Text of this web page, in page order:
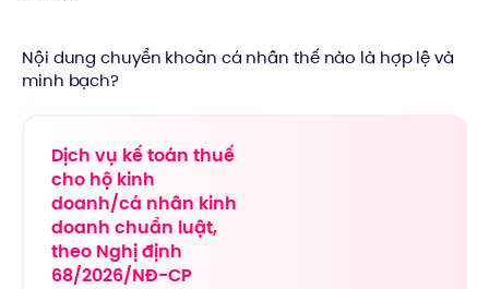
Nội dung chuyển khoản cá nhân thế nào là hợp lệ và
minh bạch?
Dịch vụ kế toán thuế
cho hộ kinh
doanh/cá nhân kinh
doanh chuẩn luật,
theo Nghị định
68/2026/NĐ-CP